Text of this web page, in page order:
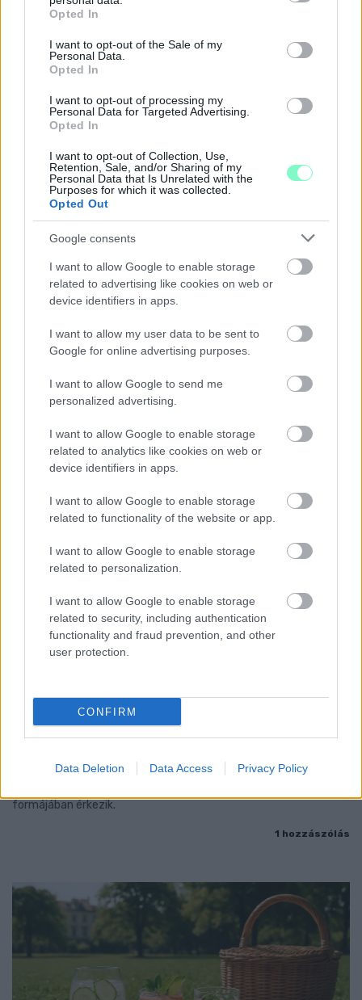
grant or deny consent to Google and its third-party tags to
use your data for below specified purposes in below Google
consent section.
Opted In
I want to opt-out of the Sale of my
Personal Data.
Opted In
I want to opt-out of processing my
Personal Data for Targeted Advertising.
Opted In
I want to opt-out of Collection, Use,
Retention, Sale, and/or Sharing of my
Personal Data that Is Unrelated with the
Purposes for which it was collected.
Opted Out
Google consents
I want to allow Google to enable storage
related to advertising like cookies on web or
device identifiers in apps.
I want to allow my user data to be sent to
Google for online advertising purposes.
I want to allow Google to send me
personalized advertising.
I want to allow Google to enable storage
related to analytics like cookies on web or
device identifiers in apps.
I want to allow Google to enable storage
related to functionality of the website or app.
I want to allow Google to enable storage
related to personalization.
I want to allow Google to enable storage
related to security, including authentication
functionality and fraud prevention, and other
user protection.
CONFIRM
Data Deletion Data Access Privacy Policy
KÁNIKULA 2026 - ENYHÜL A HŐSÉG, DE MÉG
NINCS VÉGE: SZOMBATTÓL MÁR “CSAK”
A július vége óta tartó harmadfokú hőségriasztást mérséklik, de
szükség.
KÉT RÉSZLETBEN ÉRKEZIK A 100 EZER FORINTOS
ISKOLAKEZDÉSI TÁMOGATÁS, AMIT NEM KELL KÜLÖN
IGÉNYELNI
Az első 50 ezer forintot még a tanévkezdés előtt folyósítja a
formájában érkezik.
1 hozzászólás